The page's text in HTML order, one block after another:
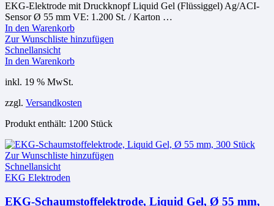
EKG-Elektrode mit Druckknopf Liquid Gel (Flüssiggel) Ag/ACI-
Sensor Ø 55 mm VE: 1.200 St. / Karton …
In den Warenkorb
Zur Wunschliste hinzufügen
Schnellansicht
In den Warenkorb
inkl. 19 % MwSt.
zzgl. Versandkosten
Produkt enthält: 1200 Stück
Zur Wunschliste hinzufügen
Schnellansicht
EKG Elektroden
EKG-Schaumstoffelektrode, Liquid Gel, Ø 55 mm,